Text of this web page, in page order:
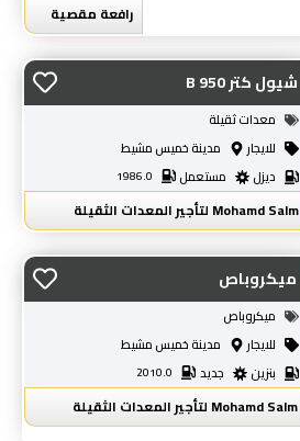
رافعة مقصية
شيول كتر B 950
معدات ثقيلة
للايجار
مدينة خميس مشيط
ديزل
مستعمل 1986.0
Mohamd Salm لتأجير المعدات الثقيلة
ميكروباص
ميكروباص
للايجار
مدينة خميس مشيط
بنزين
جديد 2010.0
Mohamd Salm لتأجير المعدات الثقيلة